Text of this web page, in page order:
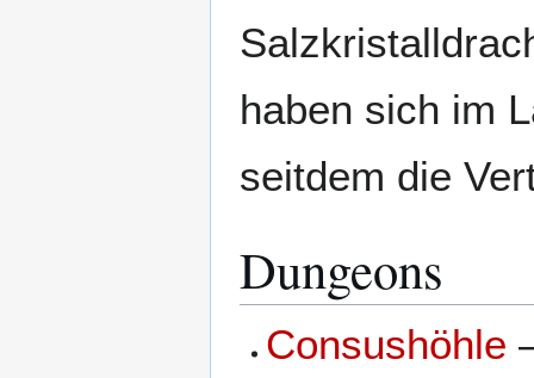
haben sich im
seitdem die
Dungeons
Consushöhle